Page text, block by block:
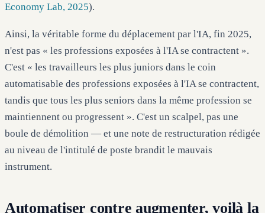
Economy Lab, 2025).
Ainsi, la véritable forme du déplacement par l'IA, fin 2025,
n'est pas « les professions exposées à l'IA se contractent ».
C'est « les travailleurs les plus juniors dans le coin
automatisable des professions exposées à l'IA se contractent,
tandis que tous les plus seniors dans la même profession se
maintiennent ou progressent ». C'est un scalpel, pas une
boule de démolition — et une note de restructuration rédigée
au niveau de l'intitulé de poste brandit le mauvais
instrument.
Automatiser contre augmenter, voilà la